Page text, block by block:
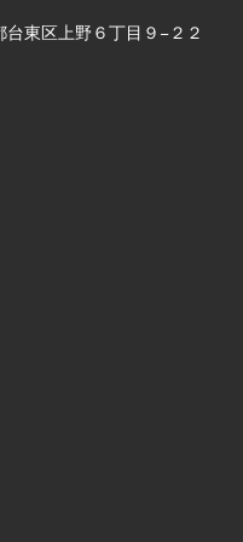
台東区上野６丁目９−２２